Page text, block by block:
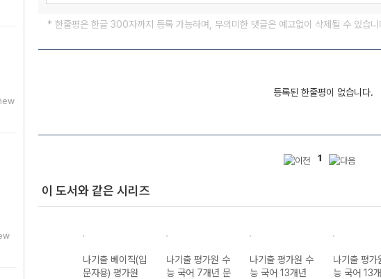
* 한줄평은 한글 300자까지 등록 가능하며, 무의미한 댓글은 예고없이 삭제될 수 있습니
등록된 한줄평이 없습니다.
1
이 도서와 같은 시리즈
나기출 베이직(입
문자용) 평가원
나기출 평가원 수
능 국어 7개년 문
나기출 평가원 수
능 국어 13개년
나기출 평가
능 국어 13